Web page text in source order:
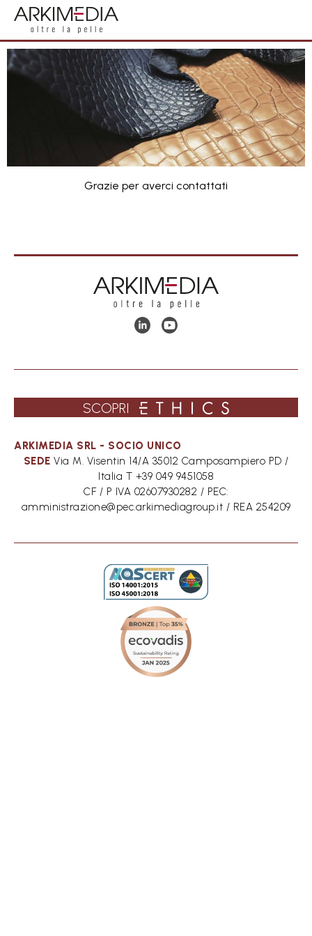
Grazie per averci contattati
SCOPRI
SEDE Via M. Visentin 14/A 35012 Camposampiero PD /
Italia T +39 049 9451058
CF / P IVA 02607930282 / PEC:
amministrazione@pec.arkimediagroup.it / REA 254209